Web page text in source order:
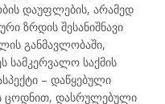
დაუფლების, არამედ
ზრდის შესანიშნავი
განმავლობაში,
სამკერვალო საქმის
– დაწყებული
ცოდნით, დასრულებული